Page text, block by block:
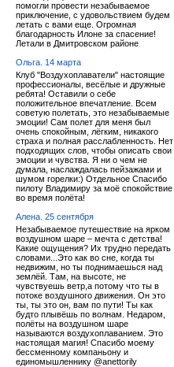
помогли провести незабываемое
приключение, с удовольствием будем
летать с вами еще. Огромная
благодарность Илоне за спасение!
Летали в Дмитровском районе
Ольга. 14 марта
Клуб "Воздухоплаватели" настоящие
профессионалы, весёлые и дружные
ребята! Оставили о себе
положительное впечатление. Всем
советую полетать, это незабываемые
эмоции! Сам полет для меня был
очень спокойным, лёгким, никакого
страха и полная расслабленность. Нет
подходящих слов, чтобы описать свои
эмоции и чувства. Я ни о чем не
думала, наслаждалась пейзажами и
шумом горелки:) Отдельное Спасибо
пилоту Владимиру за моё спокойствие
во время полёта!
Алена. 25 сентября
Незабываемое путешествие на ярком
воздушном шаре – мечта с детства!
Какие ощущения? Их трудно передать
словами...Это как во сне, когда ты
недвижим, но ты поднимаешься над
землёй. Там, на высоте, не
чувствуешь ветр,а потому что ты в
потоке воздушного движения. Он это
ты, ты это он, вам по пути! Ты как
будто плывёшь по волнам. Недаром,
полёты на воздушном шаре
называются воздухоплаванием. Это
настоящая магия! Спасибо моему
бессменному компаньону и
единомышленнику @anettorily